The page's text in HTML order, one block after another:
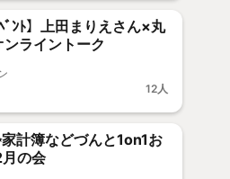
ﾍﾞﾝﾄ】上田まりえさん×丸
ンライントーク
12人
計簿などづんと1on1お
会 2月の会